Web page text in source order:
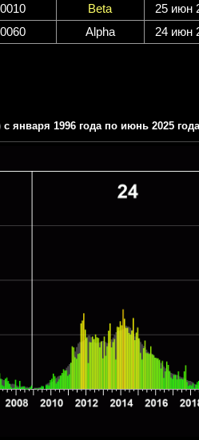
0010 Beta 25 июн
0060 Alpha 24 июн
с января 1996 года по июнь 2025 года